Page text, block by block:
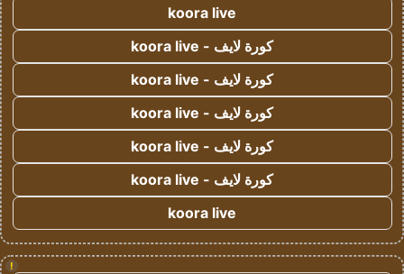
koora live
كورة لايف - koora live
كورة لايف - koora live
كورة لايف - koora live
كورة لايف - koora live
كورة لايف - koora live
koora live
!